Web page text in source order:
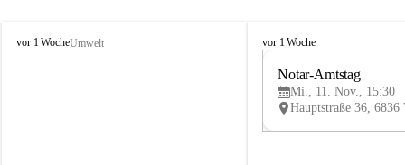
V
vor 1 WocheUmwelt
V
vor 1 Woche
Notar-Amtstag
Mi., 11. Nov., 15:30